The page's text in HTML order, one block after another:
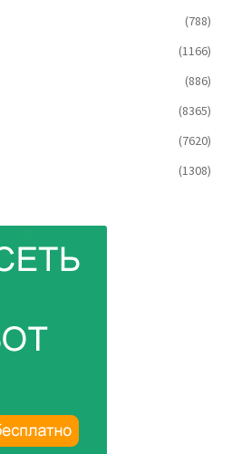
(788)
(1166)
(886)
(8365)
(7620)
(1308)